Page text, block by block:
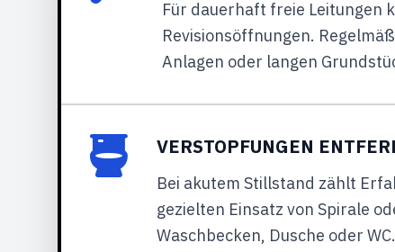
Für dauerhaft freie Leitungen
Revisionsöffnungen.
Anlagen oder langen
VERSTOPFUNGEN
Bei akutem Stillstand zählt
gezielten Einsatz von Spirale
Waschbecken, Dusche oder WC.